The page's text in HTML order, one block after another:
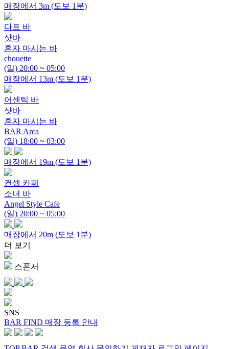
매장에서 3m (도보 1분)
다트 바
샷바
혼자 마시는 바
chouette
(일) 20:00 ~ 05:00
매장에서 13m (도보 1분)
어센틱 바
샷바
혼자 마시는 바
BAR Arca
(일) 18:00 ~ 03:00
매장에서 19m (도보 1분)
컨셉 카페
소녀 바
Angel Style Cafe
(일) 20:00 ~ 05:00
매장에서 20m (도보 1분)
더 보기
스폰서
SNS
BAR FIND 매장 등록 안내